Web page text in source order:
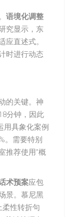
语境化调整
究显示，东
应直述式。
时进行动态
的关键。神
分钟，因此
用具象化案例
。需要特别
推荐使用”概
术预案应包
景。慕尼黑
性转折句